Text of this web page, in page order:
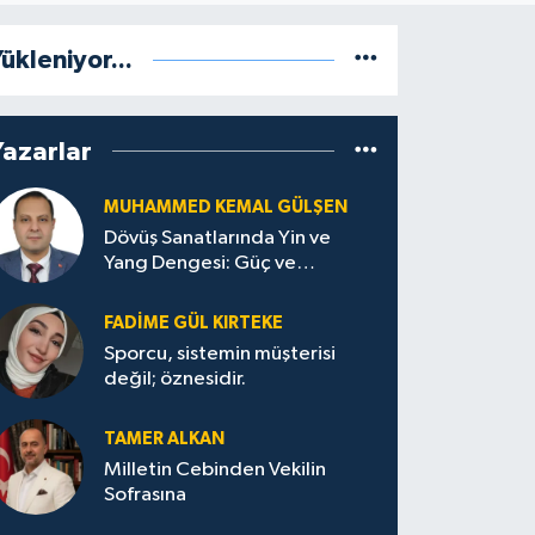
MUHAMMED KEMAL GÜLŞEN
Dövüş Sanatlarında Yin ve
Yang Dengesi: Güç ve
FADIME GÜL KIRTEKE
Sporcu, sistemin müşterisi
değil; öznesidir.
TAMER ALKAN
Milletin Cebinden Vekilin
Sofrasına